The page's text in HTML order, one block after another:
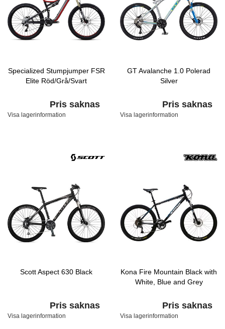
Specialized Stumpjumper FSR
Elite Röd/Grå/Svart
Pris saknas
Visa lagerinformation
GT Avalanche 1.0 Polerad
Silver
Pris saknas
Visa lagerinformation
Scott Aspect 630 Black
Pris saknas
Visa lagerinformation
Kona Fire Mountain Black with
White, Blue and Grey
Pris saknas
Visa lagerinformation